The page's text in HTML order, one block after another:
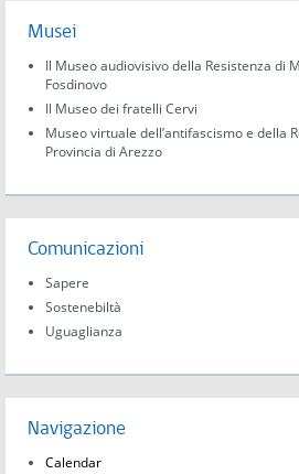
Musei
Il Museo audiovisivo della Resistenza di
Fosdinovo
Il Museo dei fratelli Cervi
Museo virtuale dell’antifascismo e della
Provincia di Arezzo
Comunicazioni
Sapere
Sostenebiltà
Uguaglianza
Navigazione
Calendar